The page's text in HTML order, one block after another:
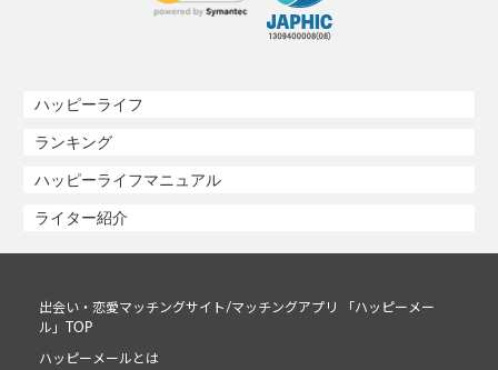
ハッピーライフ
ランキング
ハッピーライフマニュアル
ライター紹介
出会い・恋愛マッチングサイト/マッチングアプリ 「ハッピーメー
ル」TOP
ハッピーメールとは